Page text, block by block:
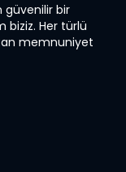
güvenilir bir
biziz. Her türlü
memnuniyet